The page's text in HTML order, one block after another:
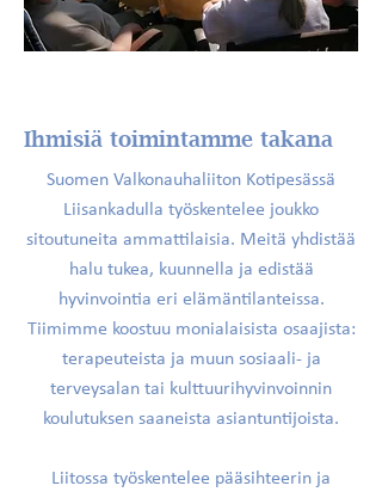
Ihmisiä toimintamme takana
Suomen Valkonauhaliiton Kotipesässä
Liisankadulla työskentelee joukko
sitoutuneita ammattilaisia. Meitä yhdistää
halu tukea, kuunnella ja edistää
hyvinvointia eri elämäntilanteissa.
Tiimimme koostuu monialaisista osaajista:
terapeuteista ja muun sosiaali- ja
terveysalan tai kulttuurihyvinvoinnin
koulutuksen saaneista asiantuntijoista.
Liitossa työskentelee pääsihteerin ja